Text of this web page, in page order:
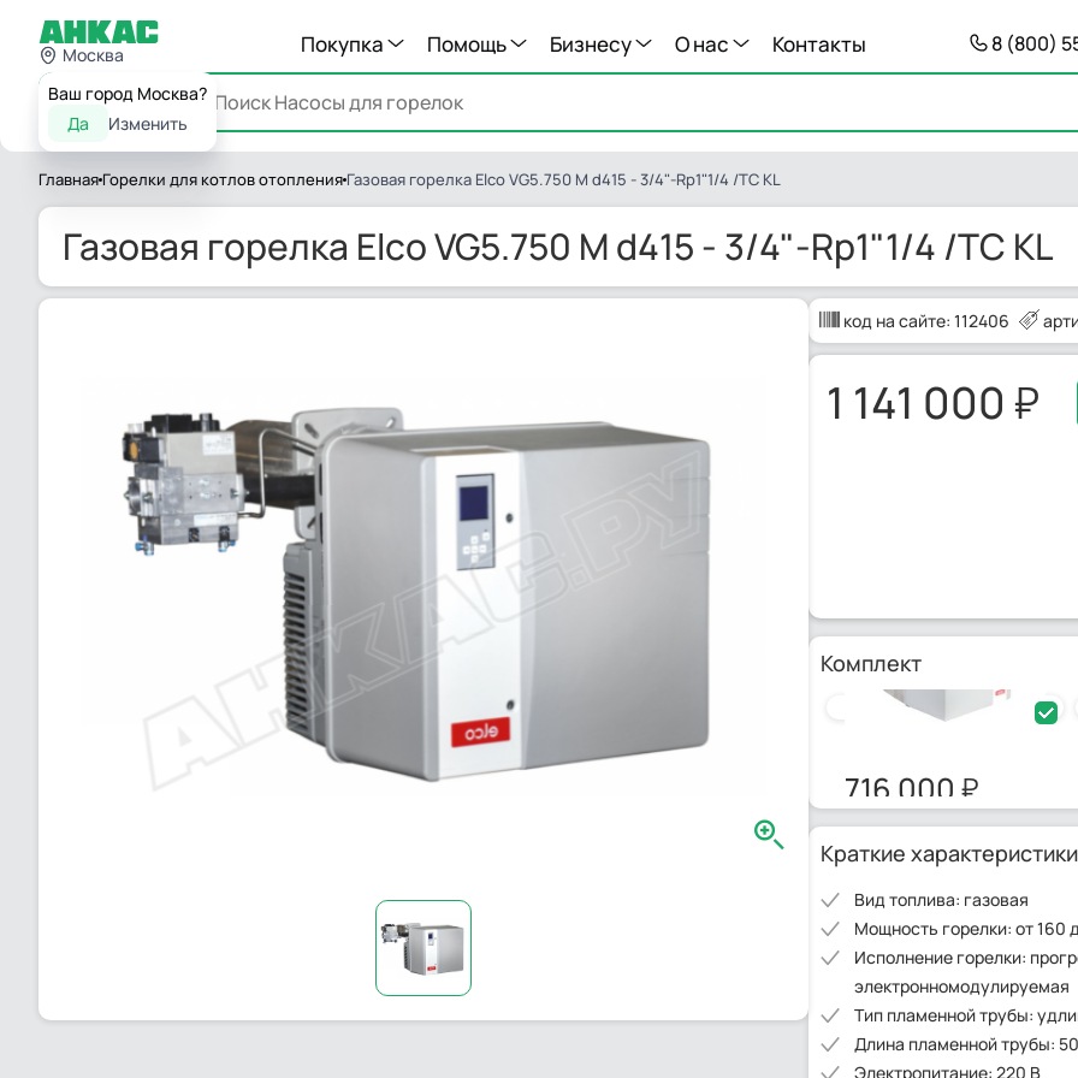
Москва
Ваш город Москва?
Да
Изменить
Покупка Помощь Бизнесу О нас Контакты 8 (800)
Каталог
Главная Горелки для котлов отопления Газовая горелка Elco VG5.750 M d415 - 3/4"-Rp1"1/4 /TC KL
Газовая горелка Elco VG5.750 M d415 - 3/4"-Rp1"1/4 /TC KL
код на сайте: 112406
1 141 000
Комплект
716 000
Краткие характеристики
Вид топлива: газовая
Мощность горелки: от 160
Исполнение горелки:
электронномодулируемая
Тип пламенной трубы:
Длина пламенной трубы:
Электропитание: 220 В